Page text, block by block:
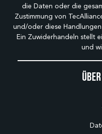
die Daten oder die
Zustimmung von
und/oder diese
Ein Zuwiderhandeln stellt
und